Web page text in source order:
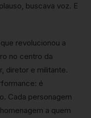
buscava voz. E
revolucionou a
no centro da
diretor e militante.
é
Cada personagem
a quem